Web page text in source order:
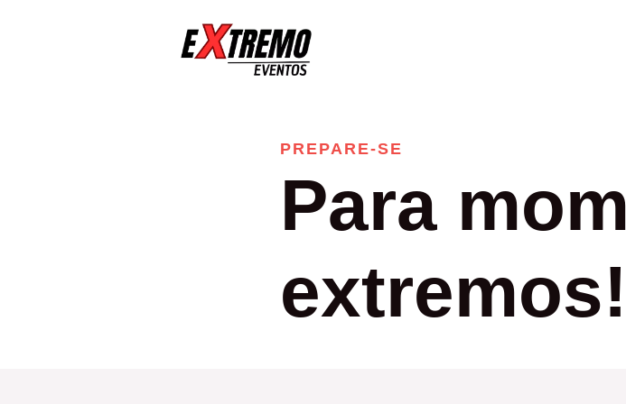
PREPARE-SE
Para
extremos!